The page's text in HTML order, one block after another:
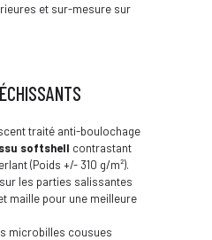
et sur-mesure sur
traité anti-boulochage
softshell contrastant
(Poids +/- 310 g/m²).
les parties salissantes
maille pour une meilleure
microbilles cousues